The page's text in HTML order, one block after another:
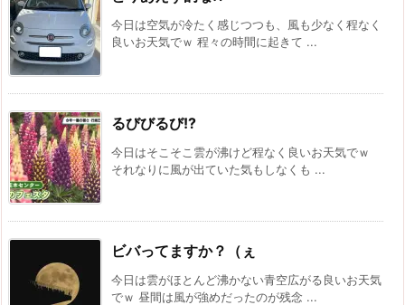
今日は空気が冷たく感じつつも、風も少なく程なく
良いお天気でｗ 程々の時間に起きて ...
るびびるび!?
今日はそこそこ雲が沸けど程なく良いお天気でｗ
それなりに風が出ていた気もしなくも ...
ビバってますか？（ぇ
今日は雲がほとんど沸かない青空広がる良いお天気
でｗ 昼間は風が強めだったのが残念 ...